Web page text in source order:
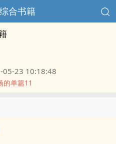
合书籍
05-23 10:18:48
的单篇11